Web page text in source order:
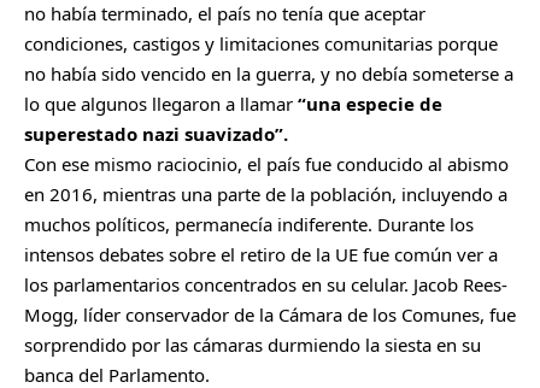
no había terminado, el país no tenía que aceptar
condiciones, castigos y limitaciones comunitarias porque
no había sido vencido en la guerra, y no debía someterse a
lo que algunos llegaron a llamar “una especie de
superestado nazi suavizado”.
Con ese mismo raciocinio, el país fue conducido al abismo
en 2016, mientras una parte de la población, incluyendo a
muchos políticos, permanecía indiferente. Durante los
intensos debates sobre el retiro de la UE fue común ver a
los parlamentarios concentrados en su celular. Jacob Rees-
Mogg, líder conservador de la Cámara de los Comunes, fue
sorprendido por las cámaras durmiendo la siesta en su
banca del Parlamento.